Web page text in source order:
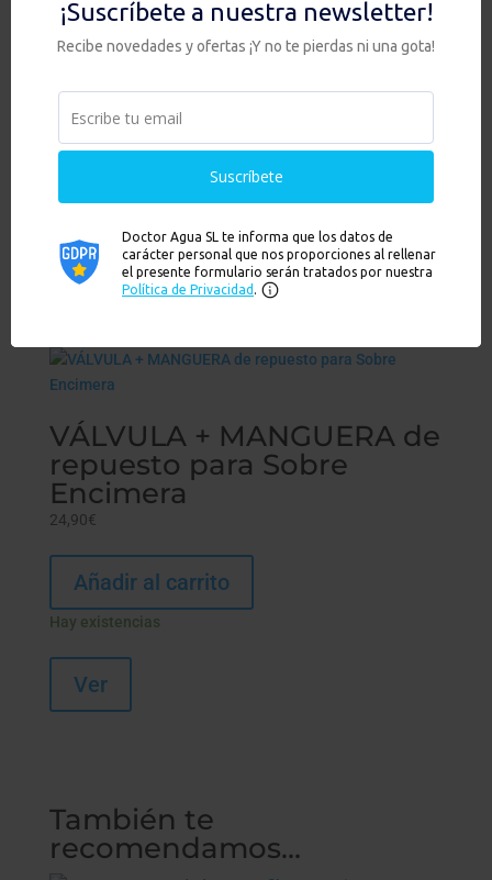
PREFILTER – Anti
turbiedad
24,90
Añadir al carrito
Ver
VÁLVULA + MANGUERA de
repuesto para Sobre
Encimera
24,90€
Añadir al carrito
Hay existencias
Ver
También te
recomendamos…